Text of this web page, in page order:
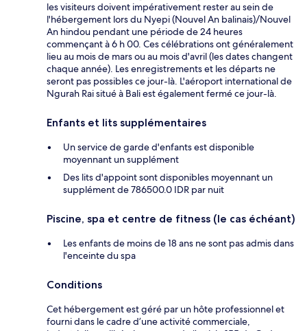
les visiteurs doivent impérativement rester au sein de
l'hébergement lors du Nyepi (Nouvel An balinais)/Nouvel
An hindou pendant une période de 24 heures
commençant à 6 h 00. Ces célébrations ont généralement
lieu au mois de mars ou au mois d'avril (les dates changent
chaque année). Les enregistrements et les départs ne
seront pas possibles ce jour-là. L'aéroport international de
Ngurah Rai situé à Bali est également fermé ce jour-là.
Enfants et lits supplémentaires
Un service de garde d'enfants est disponible
moyennant un supplément
Des lits d'appoint sont disponibles moyennant un
supplément de 786500.0 IDR par nuit
Piscine, spa et centre de fitness (le cas échéant)
Les enfants de moins de 18 ans ne sont pas admis dans
l'enceinte du spa
Conditions
Cet hébergement est géré par un hôte professionnel et
fourni dans le cadre d’une activité commerciale,